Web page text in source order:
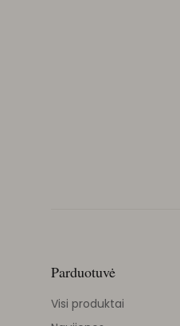
Parduotuvė
Visi produktai